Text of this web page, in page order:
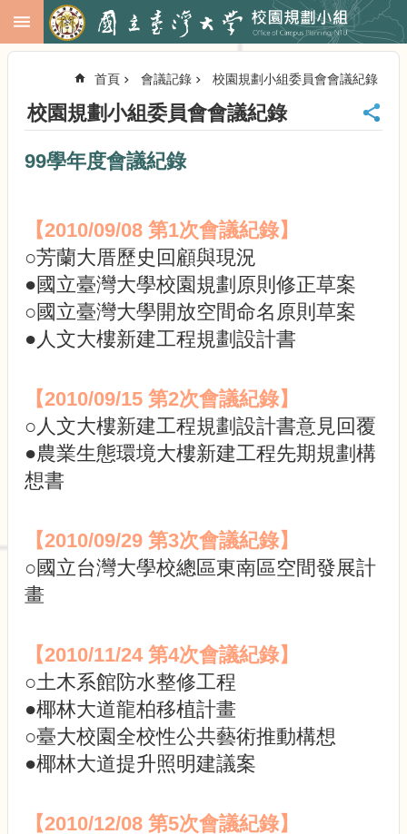
跳到主要內容區塊
回
頁
首
頁
校
務
會
校
發
展
規
劃
委
員
相
關
連
結
導
覽
關
小
組
首頁 會議記錄 校園規劃小組委員會會議紀錄
校園規劃小組委員會會議紀錄
99學年度會議紀錄
【2010/09/08 第1次會議紀錄】
○芳蘭大厝歷史回顧與現況
●國立臺灣大學校園規劃原則修正草案
○國立臺灣大學開放空間命名原則草案
●人文大樓新建工程規劃設計書
【2010/09/15 第2次會議紀錄】
○人文大樓新建工程規劃設計書意見回覆
●農業生態環境大樓新建工程先期規劃構
想書
【2010/09/29 第3次會議紀錄】
○國立台灣大學校總區東南區空間發展計
畫
【2010/11/24 第4次會議紀錄】
○土木系館防水整修工程
●椰林大道龍柏移植計畫
○臺大校園全校性公共藝術推動構想
●椰林大道提升照明建議案
【2010/12/08 第5次會議紀錄】